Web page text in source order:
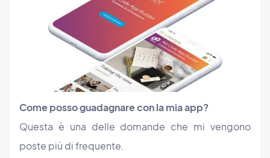
Come posso guadagnare con la mia app?
Questa è una delle domande che mi vengono
poste più di frequente.